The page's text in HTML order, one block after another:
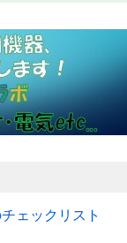
ェックリスト